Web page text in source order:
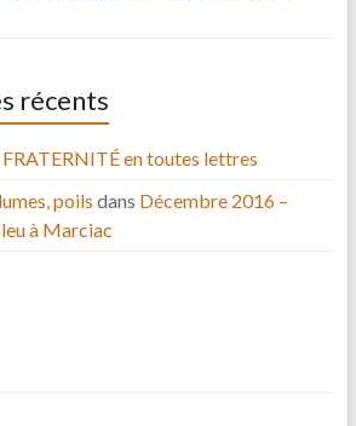
récents
FRATERNITÉ en toutes lettres
poils dans Décembre 2016 –
à Marciac